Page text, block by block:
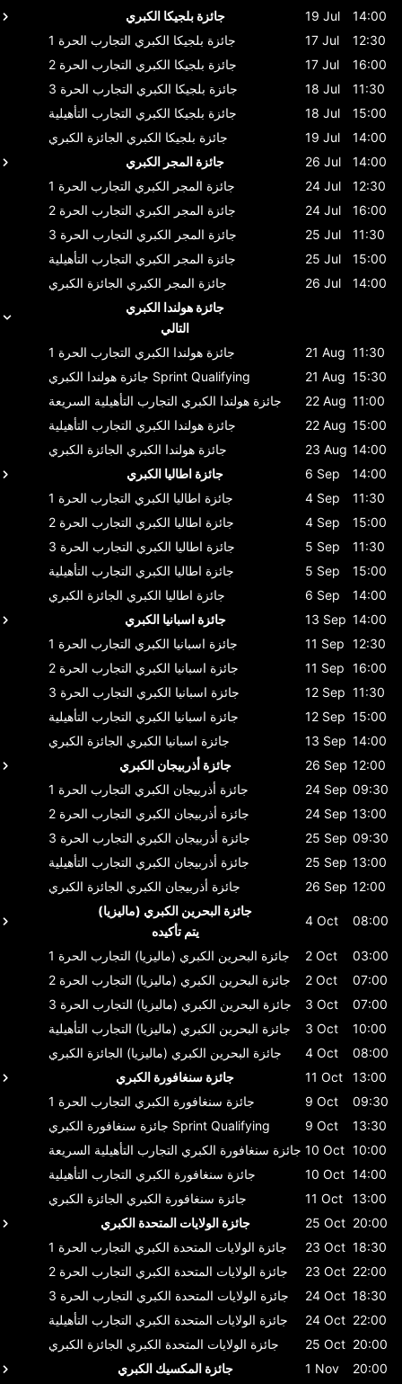
جائزة بلجيكا الكبري
19 Jul
14:00
جائزة بلجيكا الكبري التجارب الحرة 1 17 Jul
12:30
جائزة بلجيكا الكبري التجارب الحرة 2 17 Jul
16:00
جائزة بلجيكا الكبري التجارب الحرة 3 18 Jul
11:30
جائزة بلجيكا الكبري التجارب التأهيلية 18 Jul
15:00
جائزة بلجيكا الكبري الجائزة الكبري 19 Jul
14:00
جائزة المجر الكبري
26 Jul
14:00
جائزة المجر الكبري التجارب الحرة 1 24 Jul
12:30
جائزة المجر الكبري التجارب الحرة 2 24 Jul
16:00
جائزة المجر الكبري التجارب الحرة 3 25 Jul
11:30
جائزة المجر الكبري التجارب التأهيلية 25 Jul
15:00
جائزة المجر الكبري الجائزة الكبري 26 Jul
14:00
جائزة هولندا الكبري
التالي
جائزة هولندا الكبري التجارب الحرة 1 21 Aug 11:30
جائزة هولندا الكبري Sprint Qualifying 21 Aug 15:30
جائزة هولندا الكبري التجارب التأهيلية السريعة 22 Aug 11:00
جائزة هولندا الكبري التجارب التأهيلية 22 Aug 15:00
جائزة هولندا الكبري الجائزة الكبري 23 Aug 14:00
جائزة اطاليا الكبري
6 Sep
14:00
جائزة اطاليا الكبري التجارب الحرة 1 4 Sep
11:30
جائزة اطاليا الكبري التجارب الحرة 2 4 Sep
15:00
جائزة اطاليا الكبري التجارب الحرة 3 5 Sep
11:30
جائزة اطاليا الكبري التجارب التأهيلية 5 Sep
15:00
جائزة اطاليا الكبري الجائزة الكبري 6 Sep
14:00
جائزة اسبانيا الكبري
13 Sep 14:00
جائزة اسبانيا الكبري التجارب الحرة 1 11 Sep 12:30
جائزة اسبانيا الكبري التجارب الحرة 2 11 Sep 16:00
جائزة اسبانيا الكبري التجارب الحرة 3 12 Sep 11:30
جائزة اسبانيا الكبري التجارب التأهيلية 12 Sep 15:00
جائزة اسبانيا الكبري الجائزة الكبري 13 Sep 14:00
جائزة أذربيجان الكبري
26 Sep 12:00
جائزة أذربيجان الكبري التجارب الحرة 1 24 Sep 09:30
جائزة أذربيجان الكبري التجارب الحرة 2 24 Sep 13:00
جائزة أذربيجان الكبري التجارب الحرة 3 25 Sep 09:30
جائزة أذربيجان الكبري التجارب التأهيلية 25 Sep 13:00
جائزة أذربيجان الكبري الجائزة الكبري 26 Sep 12:00
جائزة البحرين الكبري (ماليزيا)
يتم تأكيده
4 Oct 08:00
جائزة البحرين الكبري (ماليزيا) التجارب الحرة 1 2 Oct
03:00
جائزة البحرين الكبري (ماليزيا) التجارب الحرة 2 2 Oct
07:00
جائزة البحرين الكبري (ماليزيا) التجارب الحرة 3 3 Oct
07:00
جائزة البحرين الكبري (ماليزيا) التجارب التأهيلية 3 Oct
10:00
جائزة البحرين الكبري (ماليزيا) الجائزة الكبري 4 Oct
08:00
جائزة سنغافورة الكبري
11 Oct
13:00
جائزة سنغافورة الكبري التجارب الحرة 1 9 Oct
09:30
جائزة سنغافورة الكبري Sprint Qualifying 9 Oct
13:30
جائزة سنغافورة الكبري التجارب التأهيلية السريعة 10 Oct 10:00
جائزة سنغافورة الكبري التجارب التأهيلية 10 Oct 14:00
جائزة سنغافورة الكبري الجائزة الكبري 11 Oct
13:00
جائزة الولايات المتحدة الكبري
25 Oct 20:00
جائزة الولايات المتحدة الكبري التجارب الحرة 1 23 Oct 18:30
جائزة الولايات المتحدة الكبري التجارب الحرة 2 23 Oct 22:00
جائزة الولايات المتحدة الكبري التجارب الحرة 3 24 Oct 18:30
جائزة الولايات المتحدة الكبري التجارب التأهيلية 24 Oct 22:00
جائزة الولايات المتحدة الكبري الجائزة الكبري 25 Oct 20:00
جائزة المكسيك الكبري
1 Nov 20:00